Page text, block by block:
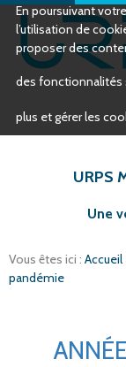
En poursuivant
l’utilisation de
proposer des
des fonctionnalités
plus et gérer les
URPS
Une
Vous êtes ici : Accueil
pandémie